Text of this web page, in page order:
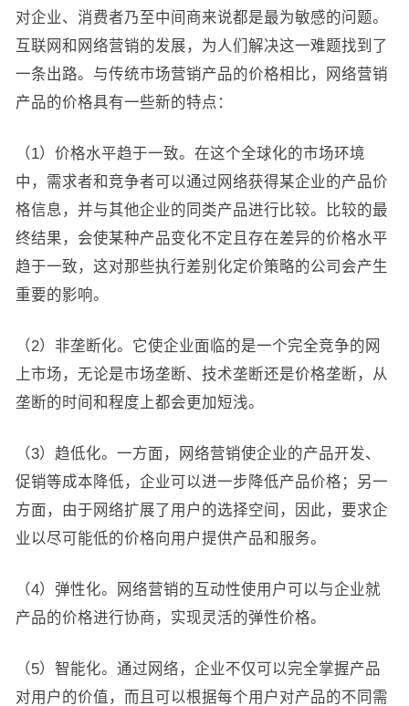
对企业、消费者乃至中间商来说都是最为敏感的问题。
互联网和网络营销的发展，为人们解决这一难题找到了
一条出路。与传统市场营销产品的价格相比，网络营销
产品的价格具有一些新的特点：
（1）价格水平趋于一致。在这个全球化的市场环境
中，需求者和竞争者可以通过网络获得某企业的产品价
格信息，并与其他企业的同类产品进行比较。比较的最
终结果，会使某种产品变化不定且存在差异的价格水平
趋于一致，这对那些执行差别化定价策略的公司会产生
重要的影响。
（2）非垄断化。它使企业面临的是一个完全竞争的网
上市场，无论是市场垄断、技术垄断还是价格垄断，从
垄断的时间和程度上都会更加短浅。
（3）趋低化。一方面，网络营销使企业的产品开发、
促销等成本降低，企业可以进一步降低产品价格；另一
方面，由于网络扩展了用户的选择空间，因此，要求企
业以尽可能低的价格向用户提供产品和服务。
（4）弹性化。网络营销的互动性使用户可以与企业就
产品的价格进行协商，实现灵活的弹性价格。
（5）智能化。通过网络，企业不仅可以完全掌握产品
对用户的价值，而且可以根据每个用户对产品的不同需